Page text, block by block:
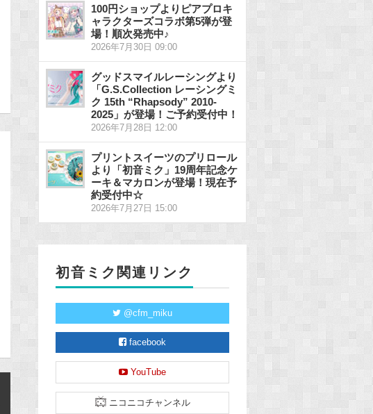
100円ショップよりピアプロキ
ャラクターズコラボ第5弾が登
場！順次発売中♪
2026年7月30日 09:00
グッドスマイルレーシングより
「G.S.Collection レーシングミ
ク 15th “Rhapsody” 2010-
2025」が登場！ご予約受付中！
2026年7月28日 12:00
プリントスイーツのプリロール
より「初音ミク」19周年記念ケ
ーキ＆マカロンが登場！現在予
約受付中☆
2026年7月27日 15:00
初音ミク関連リンク
@cfm_miku
facebook
YouTube
ニコニコチャンネル